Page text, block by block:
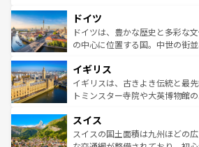
せる。地方によって風土や気候
性で訪れる
ンテンツ一覧を参照してほしい。
で、幅広い魅力が詰まっている
聖堂、美しいビーチ、そして豊
から魅了する。また、フランス
いる。シャンパンの発祥地であ
香り高いラベンダー畑など、多
らに、パリ以外の地域にも魅力
れる地方に足を運ぶとそれぞれ
きるだろう。 なお、新着の
を参照してほしい。
ドイツ
ドイツは、豊かな歴史と多彩な
の中心に位置する国。中世の街
顔を持つこの国は、どこを歩い
ルリンの文化的活気、バイエル
してライン川沿いのワイン畑と
は、お酒好きな人にはぜひ体験してほしい
ドイツ情報はコンテンツ一覧を
イギリス
イギリスは、古きよき伝統と最
トミンスター寺院や大英博物館
リアごとに異なる魅力がある。
ティー、ビール好きにはたまら
スイス
スイスの国土面積は九州ほどの